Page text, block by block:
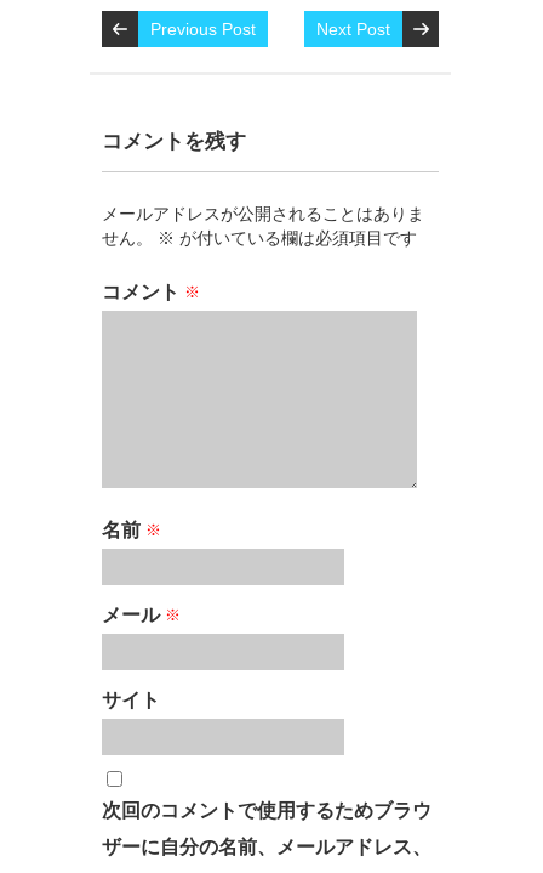
Previous Post Next Post
コメントを残す
メールアドレスが公開されることはありま
せん。
※ が付いている欄は必須項目です
コメント ※
名前 ※
メール ※
サイト
次回のコメントで使用するためブラウ
ザーに自分の名前、メールアドレス、